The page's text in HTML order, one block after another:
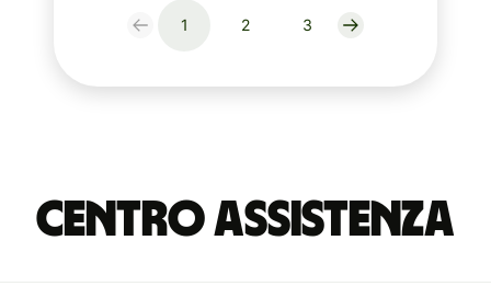
1 2 3
Centro Assistenza